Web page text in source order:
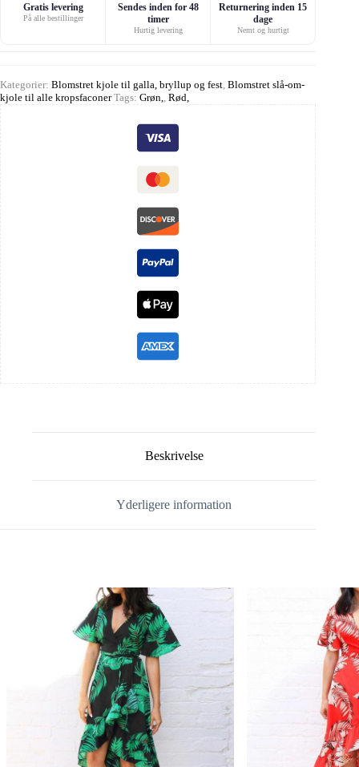
Gratis levering
På alle bestillinger
Sendes inden for 48
timer
Hurtig levering
Returnering inden 15
dage
Nemt og hurtigt
Kategorier: Blomstret kjole til galla, bryllup og fest Blomstret slå-om-
kjole til alle kropsfaconer Tags: Grøn, Rød,
Beskrivelse
Yderligere information